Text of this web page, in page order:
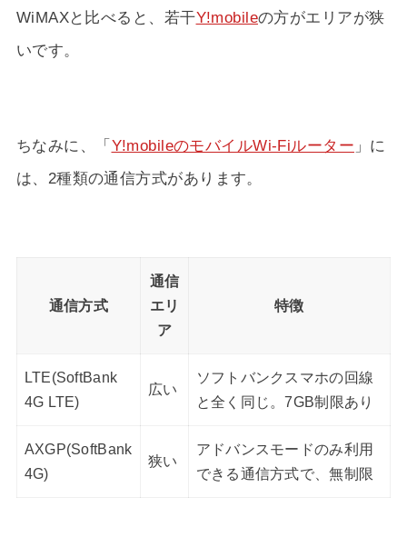
WiMAXと比べると、若干Y!mobileの方がエリアが狭
いです。
ちなみに、「 Y!mobileのモバイルWi-Fiルーター 」に
は、2種類の通信方式があります。
通信方式
通信
エリ
ア
特徴
LTE(SoftBank
4G LTE)
広い
ソフトバンクスマホの回線
と全く同じ。7GB制限あり
AXGP(SoftBank
4G)
狭い
アドバンスモードのみ利用
できる通信方式で、無制限